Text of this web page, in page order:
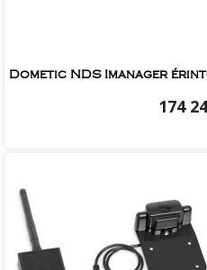
Dometic NDS Imanager
174